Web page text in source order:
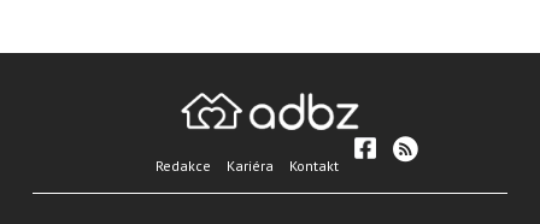
Redakce Kariéra Kontakt